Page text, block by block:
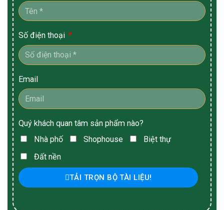
Số điện thoại
Email
Quý khách quan tâm sản phẩm nào?
Nhà phố
Shophouse
Biệt thự
Đất nền
TẢI TRỌN BỘ TÀI LIỆU!